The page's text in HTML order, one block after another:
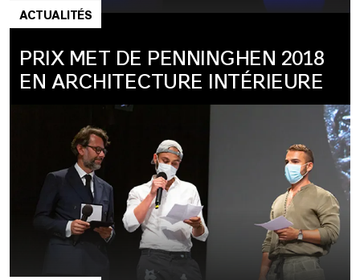
ACTUALITÉS
PRIX MET DE PENNINGHEN 2018
EN ARCHITECTURE INTÉRIEURE